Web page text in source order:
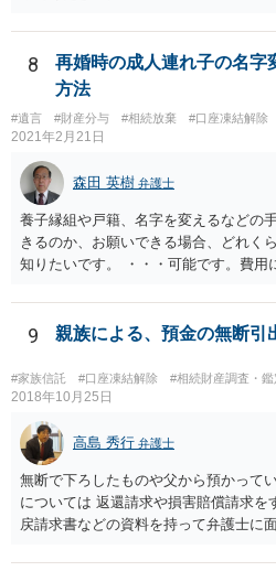
8
再婚時の成人連れ子の名字
方法
#遺言 #財産分与 #相続放棄 #口座凍結解除
2021年2月21日
森田 英樹 弁護士
養子縁組や戸籍、名字を変えるなどの
きるのか、お願いできる場合、どれく
知りたいです。 ・・・可能です。費
ています。 やはり、成人した子のこと
の事だけ考えるべきなのでしょうか
い解決案があればお悩みになるのは当
と親子関係を結びたいと思っているが
子縁組の必要があり 氏も変更するこ
しているとは言え、自分の子と私の連
望。もちろん私もそうできればと思い
るいは 遺言書などで その意思を実
士に相談してみてください。
9 親族による、預金の無断引
#家族信託 #口座凍結解除 #相続財産調査・鑑
2018年10月25日
高島 秀行 弁護士
無断で下ろしたものや父から預かって
については 返還請求や損害賠償請求
戻請求書などの資料を持って弁護士に